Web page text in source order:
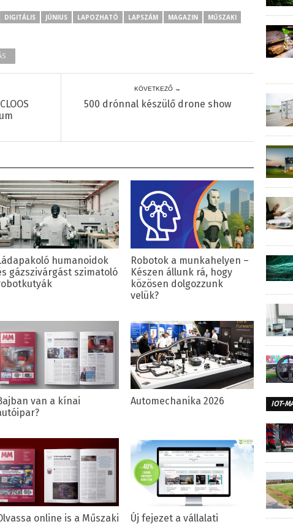
DIGITÁLIS JÚNIUS LAPOZHATÓ LAPSZÁM MAGAZIN MŰSZAKI
KÖVETKEZŐ →
500 drónnal készülő drone show
humanoidok
gázszivárgást szimatoló
Robotok a munkahelyen –
Készen állunk rá, hogy
közösen dolgozzunk
velük?
van a kínai
Automechanika 2026
online is a Műszaki Új fejezet a vállalati
IOT-